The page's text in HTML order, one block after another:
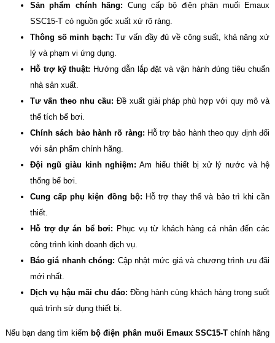
Sản phẩm chính hãng: Cung cấp bộ điện phân muối Emaux
SSC15-T có nguồn gốc xuất xứ rõ ràng.
Thông số minh bạch: Tư vấn đầy đủ về công suất, khả năng xử
lý và phạm vi ứng dụng.
Hỗ trợ kỹ thuật: Hướng dẫn lắp đặt và vận hành đúng tiêu chuẩn
nhà sản xuất.
Tư vấn theo nhu cầu: Đề xuất giải pháp phù hợp với quy mô và
thể tích bể bơi.
Chính sách bảo hành rõ ràng: Hỗ trợ bảo hành theo quy định đối
với sản phẩm chính hãng.
Đội ngũ giàu kinh nghiệm: Am hiểu thiết bị xử lý nước và hệ
thống bể bơi.
Cung cấp phụ kiện đồng bộ: Hỗ trợ thay thế và bảo trì khi cần
thiết.
Hỗ trợ dự án bể bơi: Phục vụ từ khách hàng cá nhân đến các
công trình kinh doanh dịch vụ.
Báo giá nhanh chóng: Cập nhật mức giá và chương trình ưu đãi
mới nhất.
Dịch vụ hậu mãi chu đáo: Đồng hành cùng khách hàng trong suốt
quá trình sử dụng thiết bị.
Nếu bạn đang tìm kiếmbộ điện phân muối Emaux SSC15-Tchính hãng